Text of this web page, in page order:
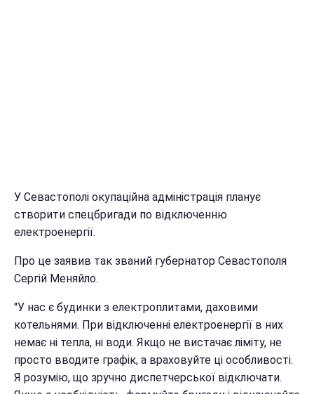
У Севастополі окупаційна адміністрація планує
створити спецбригади по відключенню
електроенергії.
Про це заявив так званий губернатор Севастополя
Сергій Меняйло.
"У нас є будинки з електроплитами, даховими
котельнями. При відключенні електроенергії в них
немає ні тепла, ні води. Якщо не вистачає ліміту, не
просто вводите графік, а враховуйте ці особливості.
Я розумію, що зручно диспетчерської відключати.